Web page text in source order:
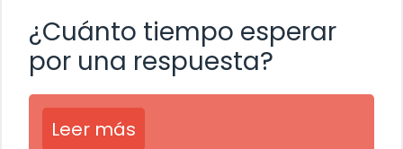
¿Cuánto tiempo esperar
por una respuesta?
Leer más